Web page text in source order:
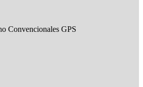
Convencionales GPS